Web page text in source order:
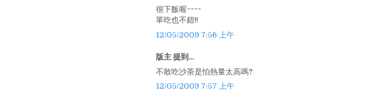
很下飯喔~~~~
單吃也不錯!!
12/05/2009 7:56 上午
版主 提到...
不敢吃沙茶是怕熱量太高嗎?
12/05/2009 7:57 上午